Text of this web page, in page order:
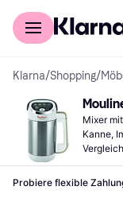
Für Shopper
Klarna/Shopping/
Mixer
Kanne,
Klingen
Probiere flexible